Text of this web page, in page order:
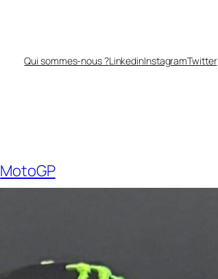
Qui sommes-nous ?LinkedinInstagramTwitter
MotoGP